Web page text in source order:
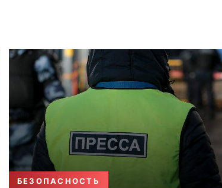
БЕЗОПАСНОСТЬ